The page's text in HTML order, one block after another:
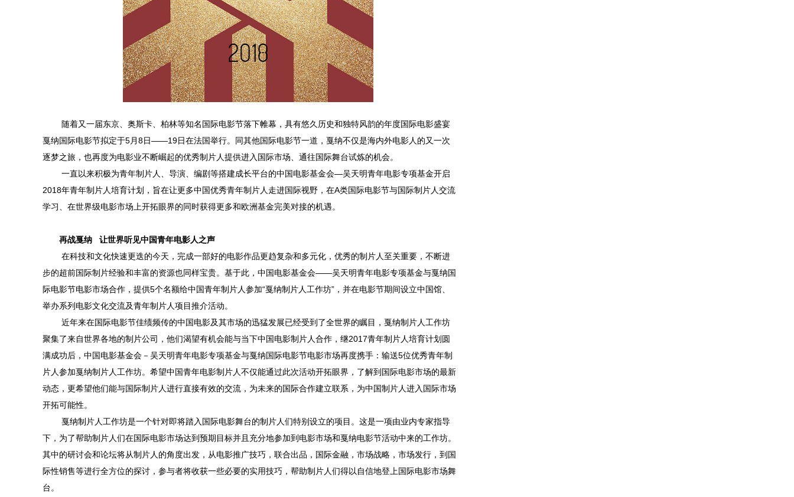
随着又一届东京、奥斯卡、柏林等知名国际电影节落下帷幕，具有悠久历史和独特风韵的年度国际电影盛宴
戛纳国际电影节拟定于5月8日——19日在法国举行。同其他国际电影节一道，戛纳不仅是海内外电影人的又一次
逐梦之旅，也再度为电影业不断崛起的优秀制片人提供进入国际市场、通往国际舞台试炼的机会。
一直以来积极为青年制片人、导演、编剧等搭建成长平台的中国电影基金会—吴天明青年电影专项基金开启
2018年青年制片人培育计划，旨在让更多中国优秀青年制片人走进国际视野，在A类国际电影节与国际制片人交流
学习、在世界级电影市场上开拓眼界的同时获得更多和欧洲基金完美对接的机遇。
再战戛纳 让世界听见中国青年电影人之声
在科技和文化快速更迭的今天，完成一部好的电影作品更趋复杂和多元化，优秀的制片人至关重要，不断进
步的超前国际制片经验和丰富的资源也同样宝贵。基于此，中国电影基金会——吴天明青年电影专项基金与戛纳国
际电影节电影市场合作，提供5个名额给中国青年制片人参加“戛纳制片人工作坊” ，并在电影节期间设立中国馆、
举办系列电影文化交流及青年制片人项目推介活动。
近年来在国际电影节佳绩频传的中国电影及其市场的迅猛发展已经受到了全世界的瞩目，戛纳制片人工作坊
聚集了来自世界各地的制片公司，他们渴望有机会能与当下中国电影制片人合作，继2017青年制片人培育计划圆
满成功后，中国电影基金会－吴天明青年电影专项基金与戛纳国际电影节电影市场再度携手：输送5位优秀青年制
片人参加戛纳制片人工作坊。希望中国青年电影制片人不仅能通过此次活动开拓眼界，了解到国际电影市场的最新
动态，更希望他们能与国际制片人进行直接有效的交流，为未来的国际合作建立联系，为中国制片人进入国际市场
开拓可能性。
戛纳制片人工作坊是一个针对即将踏入国际电影舞台的制片人们特别设立的项目。这是一项由业内专家指导
下，为了帮助制片人们在国际电影市场达到预期目标并且充分地参加到电影市场和戛纳电影节活动中来的工作坊。
其中的研讨会和论坛将从制片人的角度出发，从电影推广技巧，联合出品，国际金融，市场战略，市场发行，到国
际性销售等进行全方位的探讨，参与者将收获一些必要的实用技巧，帮助制片人们得以自信地登上国际电影市场舞
台。